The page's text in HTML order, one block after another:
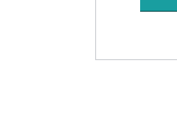
הוא:
₪59.